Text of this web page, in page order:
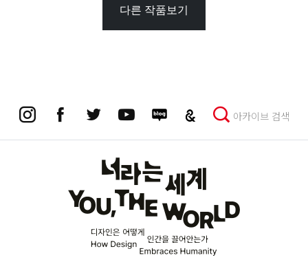
다른 작품보기
아카이브 검색